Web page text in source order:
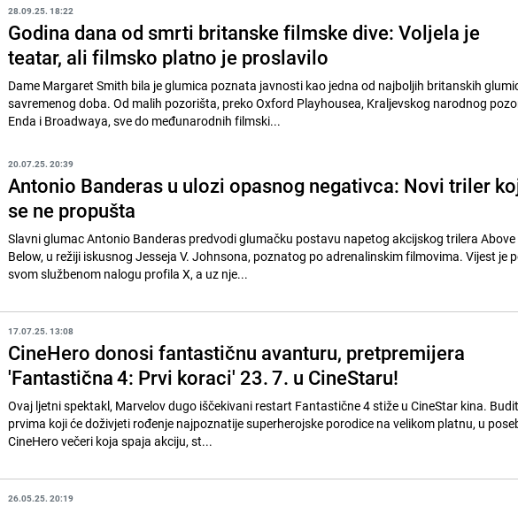
28.09.25. 18:22
Godina dana od smrti britanske filmske dive: Voljela je
teatar, ali filmsko platno je proslavilo
Dame Margaret Smith bila je glumica poznata javnosti kao jedna od najboljih britanskih
savremenog doba. Od malih pozorišta, preko Oxford Playhousea, Kraljevskog narodnog
Enda i Broadwaya, sve do međunarodnih filmski...
20.07.25. 20:39
Antonio Banderas u ulozi opasnog negativca: Novi triler
se ne propušta
Slavni glumac Antonio Banderas predvodi glumačku postavu napetog akcijskog trilera Above
Below, u režiji iskusnog Jesseja V. Johnsona, poznatog po adrenalinskim filmovima. Vijest je
svom službenom nalogu profila X, a uz nje...
17.07.25. 13:08
CineHero donosi fantastičnu avanturu, pretpremijera
'Fantastična 4: Prvi koraci' 23. 7. u CineStaru!
Ovaj ljetni spektakl, Marvelov dugo iščekivani restart Fantastične 4 stiže u CineStar kina.
prvima koji će doživjeti rođenje najpoznatije superherojske porodice na velikom platnu, u
CineHero večeri koja spaja akciju, st...
26.05.25. 20:19